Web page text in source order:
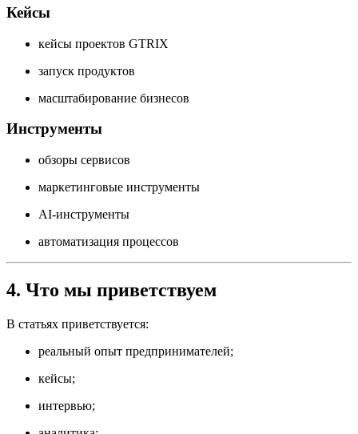
Кейсы
кейсы проектов GTRIX
запуск продуктов
масштабирование бизнесов
Инструменты
обзоры сервисов
маркетинговые инструменты
AI-инструменты
автоматизация процессов
4. Что мы приветствуем
В статьях приветствуется:
реальный опыт предпринимателей;
кейсы;
интервью;